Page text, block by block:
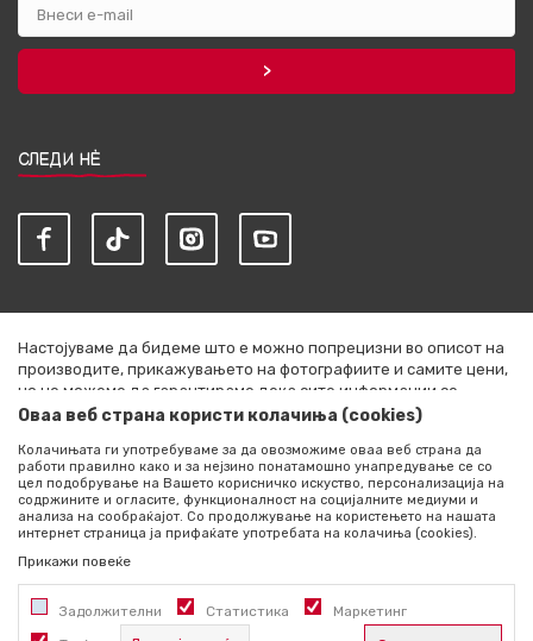
СЛЕДИ НЀ
Настојуваме да бидеме што е можно попрецизни во описот на
производите, прикажувањето на фотографиите и самите цени,
но не можеме да гарантираме дека сите информации се
комплетни и без грешки. Сите артикли прикажани на сајтот се
секој момент. Расположливоста на производите можете да ја
проверите со повик на +389 76 444 490
©2026 literatura.mk, Изработено одNB SOFT. Сите права
задржани.
Оваа веб страна користи колачиња (cookies)
Колачињата ги употребуваме за да овозможиме оваа веб страна да
работи правилно како и за нејзино понатамошно унапредување се со
цел подобрување на Вашето корисничко искуство, персонализација на
содржините и огласите, функционалност на социјалните медиуми и
анализа на сообраќајот. Со продолжување на користењето на нашата
интернет страница ја прифаќате употребата на колачиња (cookies).
Прикажи повеќе
Задолжителни Статистика Маркетинг